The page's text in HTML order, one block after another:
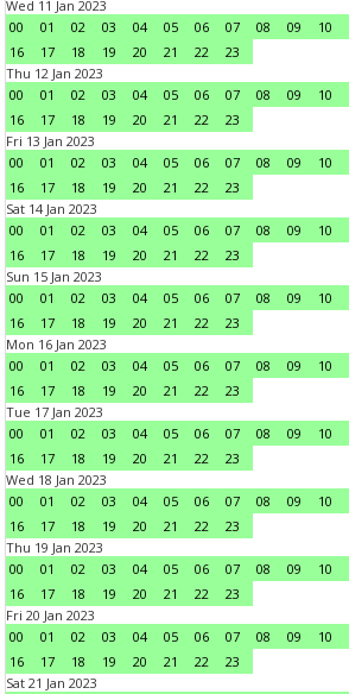
Wed 11 Jan 2023
00
01 02 03 04 05 06 07 08 09 10
16
17 18 19 20 21 22
23
Thu 12 Jan 2023
00
01 02 03 04 05 06 07 08 09 10
16
17 18 19 20 21 22
23
Fri 13 Jan 2023
00
01 02 03 04 05 06 07 08 09 10
16
17 18 19 20 21 22
23
Sat 14 Jan 2023
00
01 02 03 04 05 06 07 08 09 10
16
17 18 19 20 21 22
23
Sun 15 Jan 2023
00
01 02 03 04 05 06 07 08 09 10
16
17 18 19 20 21 22
23
Mon 16 Jan 2023
00
01 02 03 04 05 06 07 08 09 10
16
17 18 19 20 21 22
23
Tue 17 Jan 2023
00
01 02 03 04 05 06 07 08 09 10
16
17 18 19 20 21 22
23
Wed 18 Jan 2023
00
01 02 03 04 05 06 07 08 09 10
16
17 18 19 20 21 22
23
Thu 19 Jan 2023
00
01 02 03 04 05 06 07 08 09 10
16
17 18 19 20 21 22
23
Fri 20 Jan 2023
00
01 02 03 04 05 06 07 08 09 10
16
17 18 19 20 21 22
23
Sat 21 Jan 2023